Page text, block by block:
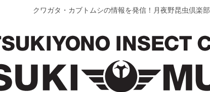
クワガタ・カブトムシの情報を発信！月夜野昆虫倶楽部